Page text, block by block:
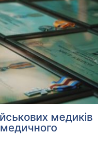
медиків